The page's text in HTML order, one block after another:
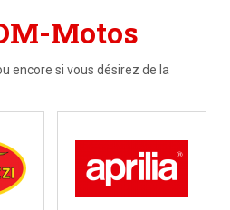
Motos
encore si vous désirez de la